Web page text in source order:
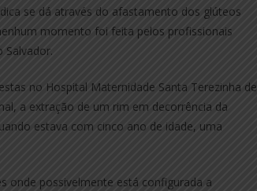
se dá através do afastamento dos glúteos
momento foi feita pelos profissionais
Salvador.
no Hospital Maternidade Santa Terezinha de
a extração de um rim em decorrência da
estava com cinco ano de idade, uma
onde possivelmente está configurada a